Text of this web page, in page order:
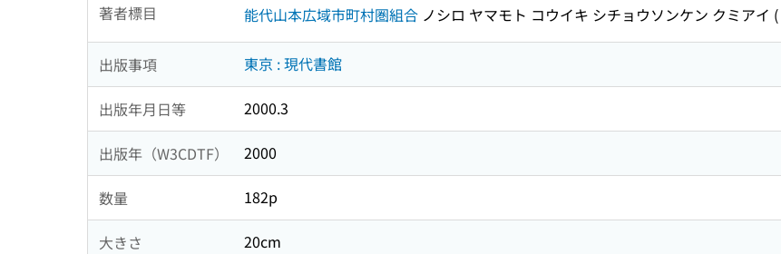
著者標目 能代山本広域市町村圏組合 ノシロ ヤマモト コウイキ シチョウソンケン クミアイ (
出版事項 東京 : 現代書館
出版年月日等 2000.3
出版年（W3CDTF） 2000
数量 182p
大きさ 20cm